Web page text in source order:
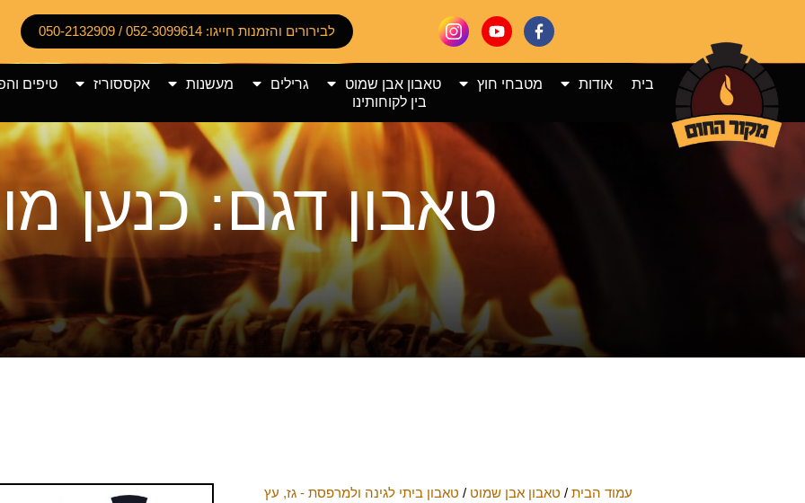
לבירורים והזמנות חייגו: 052-3099614 / 050-2132909
בית אודות מטבחי חוץ טאבון אבן שמוט גרילים מעשנות אקססוריז
טיפים
בין לקוחותינו
טאבון דגם: כנען
עמוד הבית / טאבון אבן שמוט / טאבון ביתי לגינה ולמרפסת - גז, עץ